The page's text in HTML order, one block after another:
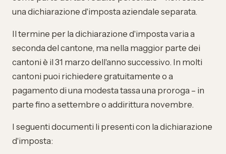
una dichiarazione d'imposta aziendale separata.
Il termine per la dichiarazione d'imposta varia a
seconda del cantone, ma nella maggior parte dei
cantoni è il 31 marzo dell'anno successivo. In molti
cantoni puoi richiedere gratuitamente o a
pagamento di una modesta tassa una proroga – in
parte fino a settembre o addirittura novembre.
I seguenti documenti li presenti con la dichiarazione
d'imposta: